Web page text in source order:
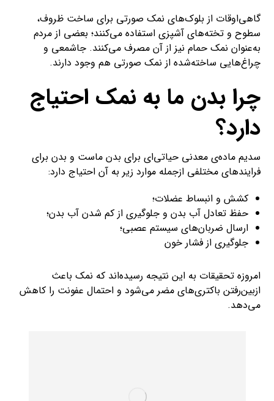
گاهی‌اوقات از بلوک‌های نمک صورتی برای ساخت ظروف،
سطوح و تخته‌های آشپزی استفاده می‌کنند؛ بعضی‌ از مردم
به‌عنوان نمک‌ حمام نیز از آن مصرف می‌کنند. جاشمعی و
چراغ‌‌هایی ساخته‌شده از نمک صورتی هم وجود دارند.
چرا بدن ما به نمک احتیاج
دارد؟
سدیم ماده‌ی معدنی حیاتی‌ای برای بدن ماست و بدن برای
فرایند‌های مختلفی ازجمله موارد زیر به آن احتیاج دارد:
کشش و انبساط عضلات؛
حفظ تعادل آب بدن و جلوگیری از کم شدن آب بدن؛
ارسال ضربان‌های سیستم عصبی؛
جلوگیری از فشار خون
امروزه تحقیقات به این نتیجه رسیده‌اند که نمک باعث
ازبین‌رفتن باکتری‌های مضر می‌شود و احتمال عفونت را کاهش
می‌دهد.